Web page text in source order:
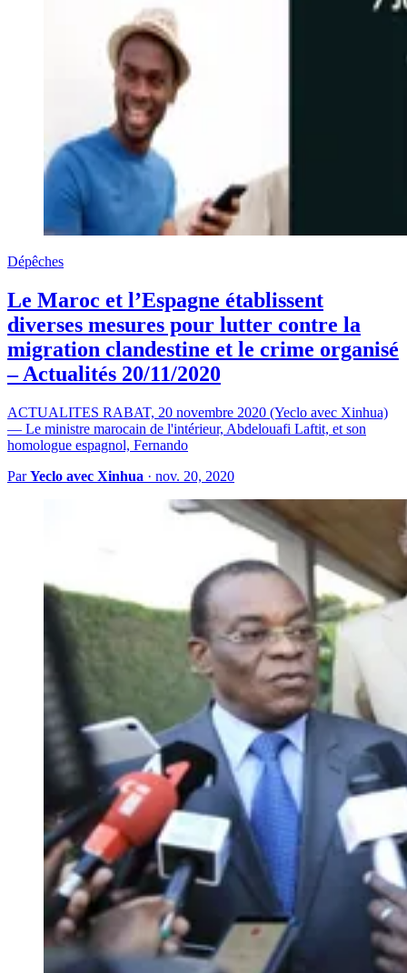
Dépêches
Le Maroc et l’Espagne établissent
diverses mesures pour lutter contre la
migration clandestine et le crime organisé
– Actualités 20/11/2020
ACTUALITES RABAT, 20 novembre 2020 (Yeclo avec Xinhua)
— Le ministre marocain de l'intérieur, Abdelouafi Laftit, et son
homologue espagnol, Fernando
ParYeclo avec Xinhua · nov. 20, 2020